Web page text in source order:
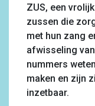
ZUS, een
zussen die
met hun zang
afwisseling
nummers
maken en zijn
inzetbaar.